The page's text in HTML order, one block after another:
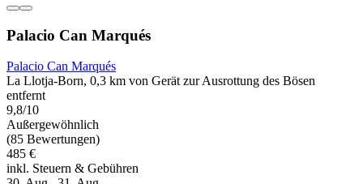
Palacio Can Marqués
Palacio Can Marqués
La Llotja-Born, 0,3 km von Gerät zur Ausrottung des Bösen
entfernt
9,8/10
Außergewöhnlich
(85 Bewertungen)
485 €
inkl. Steuern & Gebühren